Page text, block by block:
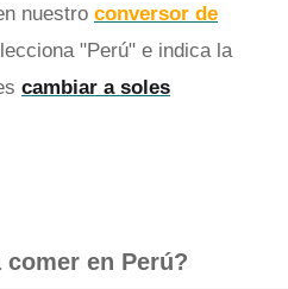
nuestro conversor de
"Perú" e indica la
cambiar a soles
en Perú?